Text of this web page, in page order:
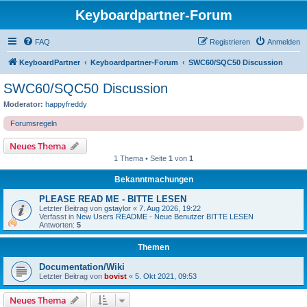
Keyboardpartner-Forum
FAQ Anmelden
Registrieren
KeyboardPartner Keyboardpartner-Forum SWC60/SQC50 Discussion
SWC60/SQC50 Discussion
Moderator: happyfreddy
Forumsregeln
Neues Thema
1 Thema • Seite 1 von 1
Bekanntmachungen
PLEASE READ ME - BITTE LESEN
Letzter Beitrag von gstaylor « 7. Aug 2026, 19:22
Verfasst in New Users README - Neue Benutzer BITTE LESEN
Antworten: 5
Themen
Documentation/Wiki
Letzter Beitrag von bovist « 5. Okt 2021, 09:53
Neues Thema